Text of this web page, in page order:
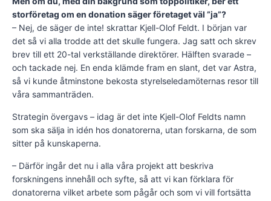
storföretag om en donation säger företaget väl ”ja”?
– Nej, de säger de inte! skrattar Kjell-Olof Feldt. I början var
det så vi alla trodde att det skulle fungera. Jag satt och skrev
brev till ett 20-tal verkställande direktörer. Hälften svarade –
och tackade nej. En enda klämde fram en slant, det var Astra,
så vi kunde åtminstone bekosta styrelseledamöternas resor till
våra sammanträden.
Strategin övergavs – idag är det inte Kjell-Olof Feldts namn
som ska sälja in idén hos donatorerna, utan forskarna, de som
sitter på kunskaperna.
– Därför ingår det nu i alla våra projekt att beskriva
forskningens innehåll och syfte, så att vi kan förklara för
donatorerna vilket arbete som pågår och som vi vill fortsätta